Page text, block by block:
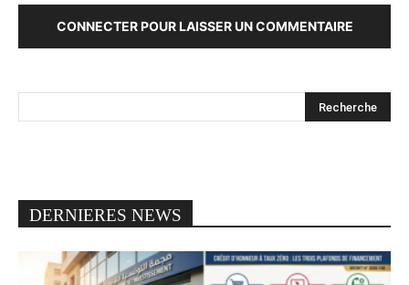
CONNECTER POUR LAISSER UN COMMENTAIRE
DERNIERES NEWS